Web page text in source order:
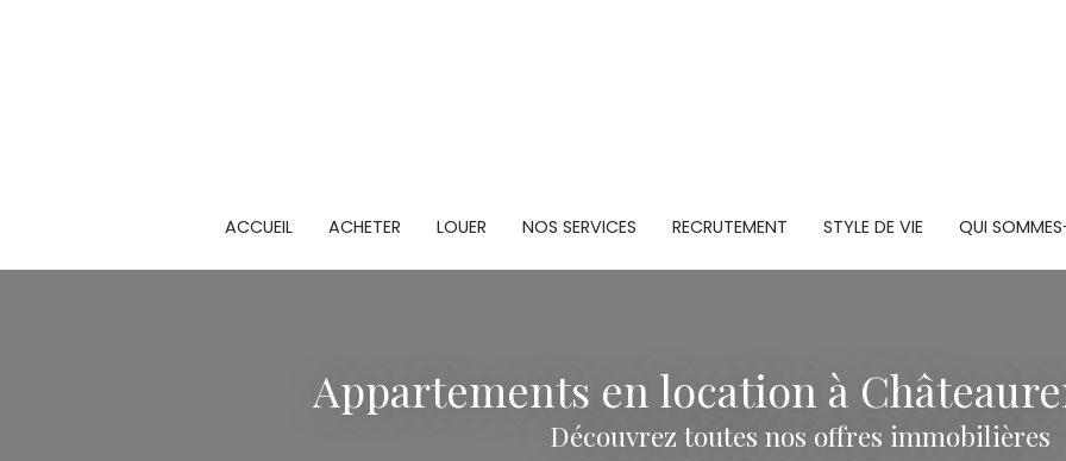
ACCUEIL ACHETER LOUER NOS SERVICES RECRUTEMENT STYLE DE VIE QUI
Appartements en location à
Découvrez toutes nos offres immobilières